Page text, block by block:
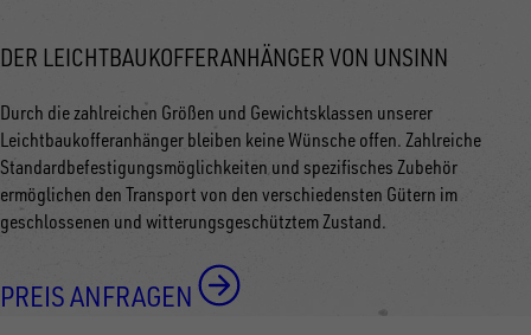
DER LEICHTBAUKOFFERANHÄNGER VON UNSINN
Durch die zahlreichen Größen und Gewichtsklassen unserer
Leichtbaukofferanhänger bleiben keine Wünsche offen. Zahlreiche
Standardbefestigungsmöglichkeiten und spezifisches Zubehör
ermöglichen den Transport von den verschiedensten Gütern im
geschlossenen und witterungsgeschütztem Zustand.
PREIS ANFRAGEN